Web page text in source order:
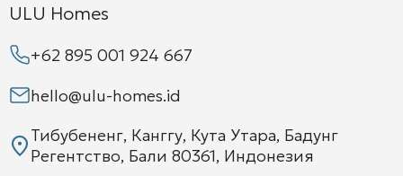
ULU Homes
+62 895 001 924 667
hello@ulu-homes.id
Тибубененг, Канггу, Кута Утара, Бадунг
Регентство, Бали 80361, Индонезия